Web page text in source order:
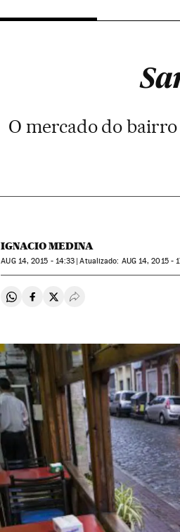
O mercado do bairro
IGNACIO MEDINA
AUG14, 2015 - 14:33 atualizado: AUG14, 2015 -
Compartir en Whatsapp
Compartir en Facebook
Compartir en Twitter
Desplegar Redes